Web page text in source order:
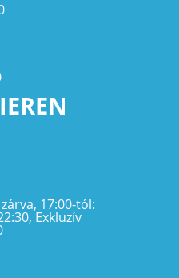
17:00-tól:
Exkluzív